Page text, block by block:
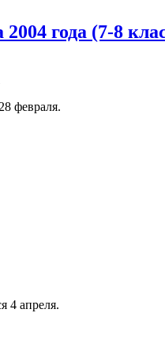
года (7-8
февраля.
4 апреля.